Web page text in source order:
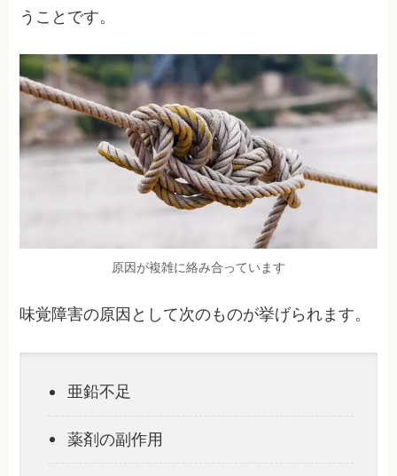
うことです。
原因が複雑に絡み合っています
味覚障害の原因として次のものが挙げられます。
亜鉛不足
薬剤の副作用